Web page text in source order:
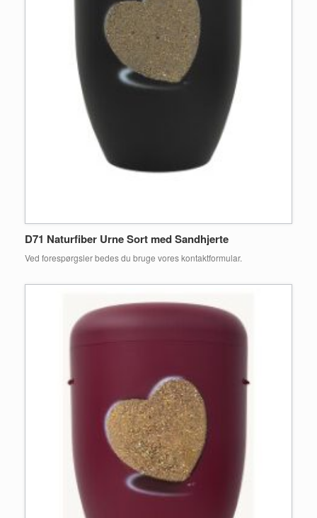
D71 Naturfiber Urne Sort med Sandhjerte
Ved forespørgsler bedes du bruge vores kontaktformular.